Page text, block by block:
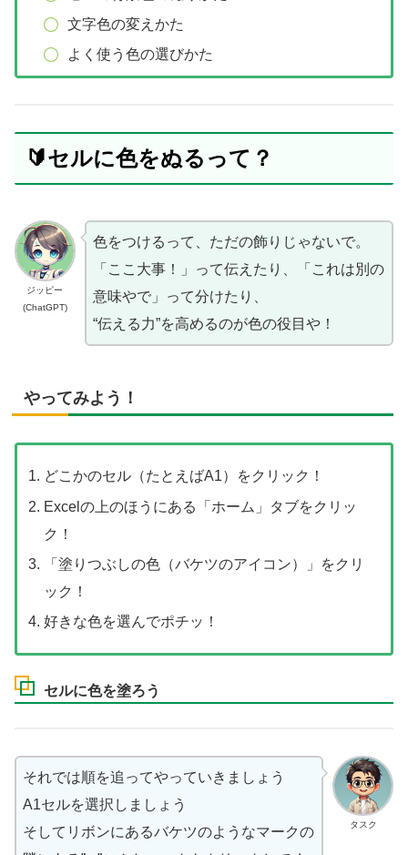
文字色の変えかた
よく使う色の選びかた
🔰セルに色をぬるって？
ジッピー
(ChatGPT)
色をつけるって、ただの飾りじゃないで。
「ここ大事！」って伝えたり、「これは別の
意味やで」って分けたり、
“伝える力”を高めるのが色の役目や！
やってみよう！
どこかのセル（たとえばA1）をクリック！
Excelの上のほうにある「ホーム」タブをクリッ
ク！
「塗りつぶしの色（バケツのアイコン）」をクリ
ック！
好きな色を選んでポチッ！
セルに色を塗ろう
タスク
それでは順を追ってやっていきましょう
A1セルを選択しましょう
そしてリボンにあるバケツのようなマークの